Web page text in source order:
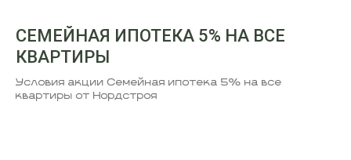
СЕМЕЙНАЯ ИПОТЕКА 5% НА ВСЕ
КВАРТИРЫ
Условия акции Семейная ипотека 5% на все
квартиры от Нордстроя